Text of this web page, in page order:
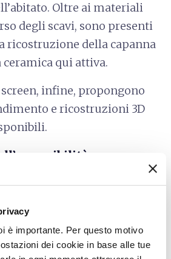
è importante. Per questo motivo
dei cookie in base alle tue
Oltre ai materiali
degli scavi, sono presenti
ricostruzione della capanna
ceramica qui attiva.
infine, propongono
e ricostruzioni 3D